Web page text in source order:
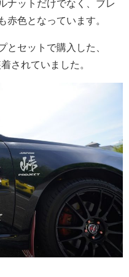
ナットだけでなく、ブレ
色となっています。
セットで購入した、
されていました。